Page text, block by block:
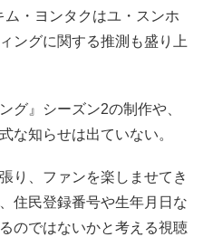
・ヨンタクはユ・スンホ
ングに関する推測も盛り上
グ』シーズン2の制作や、
な知らせは出ていない。
り、ファンを楽しませてき
住民登録番号や生年月日な
のではないかと考える視聴